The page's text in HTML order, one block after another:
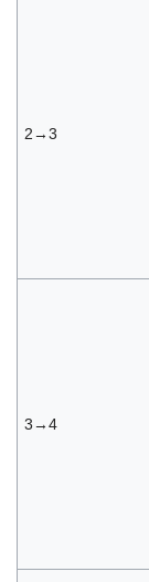
2→3
3→4